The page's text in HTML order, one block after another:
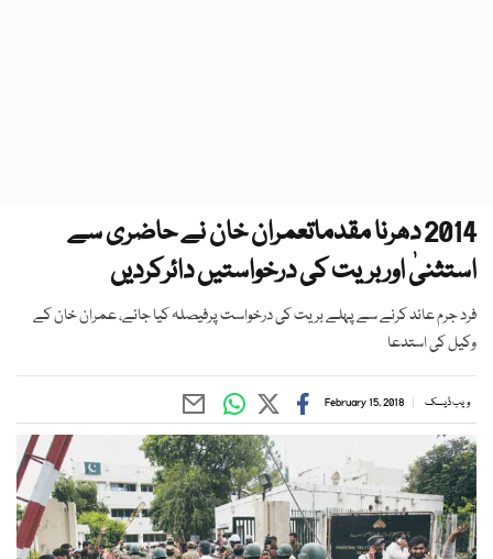
2014 دھرنا مقدماتعمران خان نے حاضری سے
استثنیٰ اوربریت کی درخواستیں دائرکردیں
فرد جرم عائد کرنے سے پہلے بریت کی درخواست پرفیصلہ کیا جائے، عمران خان کے
وکیل کی استدعا
ویب ڈیسک February 15, 2018